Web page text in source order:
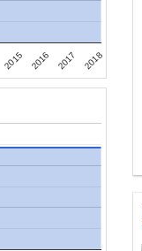
2015 2016 2017 2018